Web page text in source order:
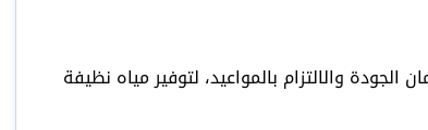
والالتزام بالمواعيد، لتوفير مياه نظيفة